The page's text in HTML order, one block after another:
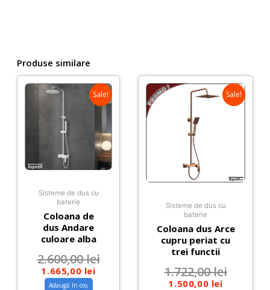
Produse similare
Sale!
Sisteme de dus cu
baterie
Coloana de
dus Andare
culoare alba
2.600,00lei
1.665,00 lei
Adaugă în coș
Sale!
Sisteme de dus cu
baterie
Coloana dus Arce
cupru periat cu
trei functii
1.722,00lei
1.500,00 lei